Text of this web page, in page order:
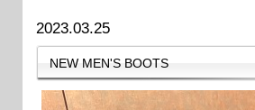
2023.03.25
NEW MEN'S BOOTS